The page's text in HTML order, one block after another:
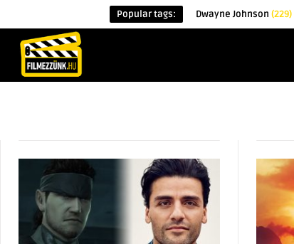
Popular tags: Dwayne Johnson (229)